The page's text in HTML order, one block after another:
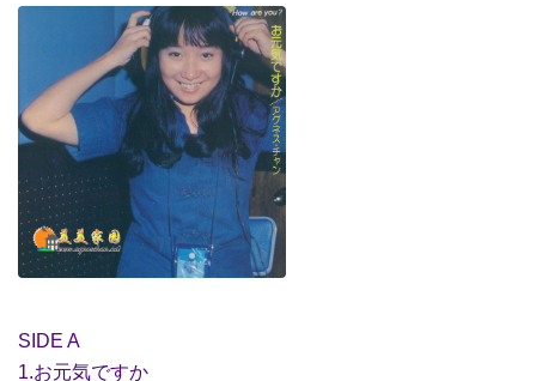
SIDE A
1.お元気ですか